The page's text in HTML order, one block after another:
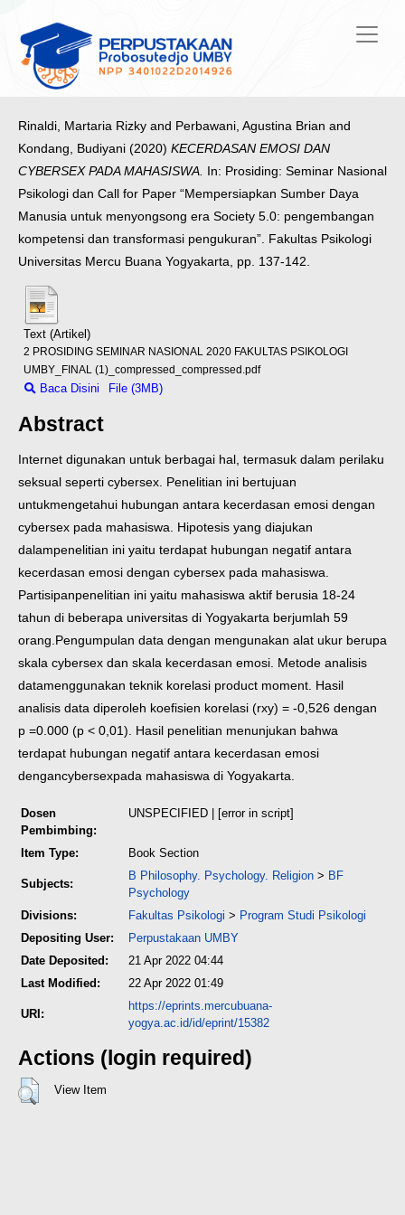
Rinaldi, Martaria Rizky and Perbawani, Agustina Brian and
Kondang, Budiyani (2020) KECERDASAN EMOSI DAN
CYBERSEX PADA MAHASISWA. In: Prosiding: Seminar Nasional
Psikologi dan Call for Paper “Mempersiapkan Sumber Daya
Manusia untuk menyongsong era Society 5.0: pengembangan
kompetensi dan transformasi pengukuran”. Fakultas Psikologi
Universitas Mercu Buana Yogyakarta, pp. 137-142.
Text (Artikel)
2 PROSIDING SEMINAR NASIONAL 2020 FAKULTAS PSIKOLOGI
UMBY_FINAL (1)_compressed_compressed.pdf
Baca Disini File (3MB)
Abstract
Internet digunakan untuk berbagai hal, termasuk dalam perilaku
seksual seperti cybersex. Penelitian ini bertujuan
untukmengetahui hubungan antara kecerdasan emosi dengan
cybersex pada mahasiswa. Hipotesis yang diajukan
dalampenelitian ini yaitu terdapat hubungan negatif antara
kecerdasan emosi dengan cybersex pada mahasiswa.
Partisipanpenelitian ini yaitu mahasiswa aktif berusia 18-24
tahun di beberapa universitas di Yogyakarta berjumlah 59
orang. Pengumpulan data dengan mengunakan alat ukur berupa
skala cybersex dan skala kecerdasan emosi. Metode analisis
datamenggunakan teknik korelasi product moment. Hasil
analisis data diperoleh koefisien korelasi (rxy) = -0,526 dengan
p =0.000 (p < 0,01). Hasil penelitian menunjukan bahwa
terdapat hubungan negatif antara kecerdasan emosi
dengancybersexpada mahasiswa di Yogyakarta.
Dosen
Pembimbing:
UNSPECIFIED | [error in script]
Item Type: Book Section
Subjects:
B Philosophy. Psychology. Religion > BF
Psychology
Divisions:
Fakultas Psikologi > Program Studi Psikologi
Depositing User:
Perpustakaan UMBY
Date Deposited:
21 Apr 2022 04:44
Last Modified:
22 Apr 2022 01:49
URI:
https://eprints.mercubuana-
yogya.ac.id/id/eprint/15382
Actions (login required)
View Item